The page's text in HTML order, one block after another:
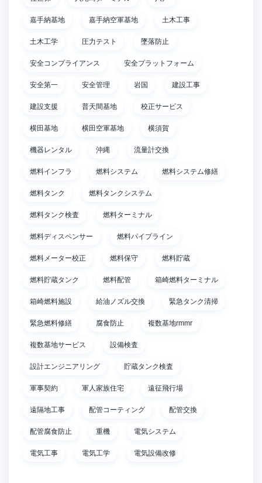
嘉手納基地 嘉手納空軍基地 土木工事
土木工学 圧力テスト 墜落防止
安全コンプライアンス 安全プラットフォーム
安全第一 安全管理 岩国 建設工事
建設支援 普天間基地 校正サービス
横田基地 横田空軍基地 横須賀
機器レンタル 沖縄 流量計交換
燃料インフラ 燃料システム 燃料システム修繕
燃料タンク 燃料タンクシステム
燃料タンク検査 燃料ターミナル
燃料ディスペンサー 燃料パイプライン
燃料メーター校正 燃料保守 燃料貯蔵
燃料貯蔵タンク 燃料配管 箱崎燃料ターミナル
箱崎燃料施設 給油ノズル交換 緊急タンク清掃
緊急燃料修繕 腐食防止 複数基地rmmr
複数基地サービス 設備検査
設計エンジニアリング 貯蔵タンク検査
軍事契約 軍人家族住宅 遠征飛行場
遠隔地工事 配管コーティング 配管交換
配管腐食防止 重機 電気システム
電気工事 電気工学 電気設備改修